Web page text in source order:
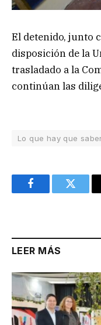
El detenido, junto
disposición de la
trasladado a la
continúan las
Lo que hay que
FacebookTwitter
LEER MÁS